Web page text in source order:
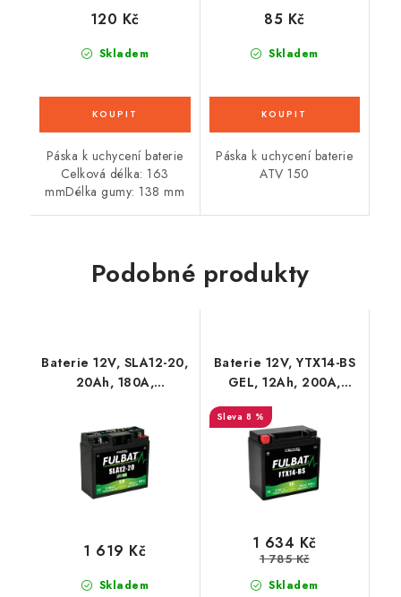
Skladem
120 Kč
Páska k uchycení baterie
Celková délka: 163
mmDélka gumy: 138 mm
Skladem
85 Kč
Páska k uchycení baterie
ATV 150
Podobné produkty
Baterie 12V, SLA12-20,
20Ah, 180A,
(aktivovaná ve výrobě)
Skladem
1 619 Kč
Baterie 12V, YTX14-BS
GEL, 12Ah, 200A,
technologie
150x87x145, FULBAT
(aktivovaná ve výrobě)
8 %
Skladem
1 634 Kč
1 785 Kč